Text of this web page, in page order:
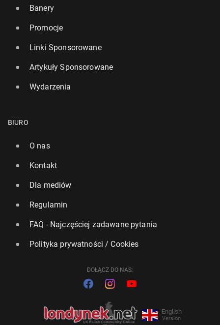
Banery
Promocje
Linki Sponsorowane
Artykuły Sponsorowane
Wydarzenia
BIURO
O nas
Kontakt
Dla mediów
Regulamin
FAQ - Najczęściej zadawane pytania
Polityka prywatności / Cookies
DOŁĄCZ DO NAS:
English
Version